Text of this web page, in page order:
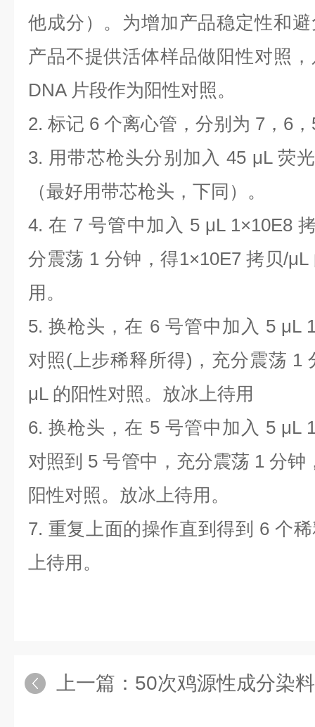
他成分）。为增加产品稳定性和
产品不提供活体样品做阳性对照
DNA 片段作为阳性对照。
2. 标记 6 个离心管，分别为 7 ， 6 ，
3. 用带芯枪头分别加入 45 μL 荧
（最好用带芯枪头，下同）。
4.在 7号管中加入 5 μL 1×10E8
分震荡 1 分钟，得1×10E7 拷贝/μL
用。
5.换枪头，在 6 号管中加入 5 μL
对照(上步稀释所得) ，充分震荡 1
μL 的阳性对照。放冰上待用
6.换枪头，在 5 号管中加入 5 μL
对照到 5号管中，充分震荡 1分钟
阳性对照。放冰上待用。
7. 重复上面的操作直到得到 6 个
上待用。
上一篇： 50次鸡源性成分染料